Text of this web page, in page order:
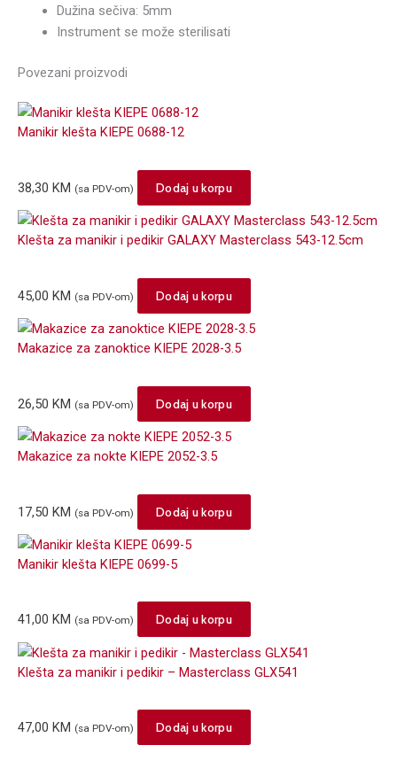
Dužina sečiva: 5mm
Instrument se može sterilisati
Povezani proizvodi
Manikir klešta KIEPE 0688-12
38,30 KM (sa PDV-om) Dodaj u korpu
Klešta za manikir i pedikir GALAXY Masterclass 543-12.5cm
45,00 KM (sa PDV-om) Dodaj u korpu
Makazice za zanoktice KIEPE 2028-3.5
26,50 KM (sa PDV-om) Dodaj u korpu
Makazice za nokte KIEPE 2052-3.5
17,50 KM (sa PDV-om) Dodaj u korpu
Manikir klešta KIEPE 0699-5
41,00 KM (sa PDV-om) Dodaj u korpu
Klešta za manikir i pedikir – Masterclass GLX541
47,00 KM (sa PDV-om) Dodaj u korpu